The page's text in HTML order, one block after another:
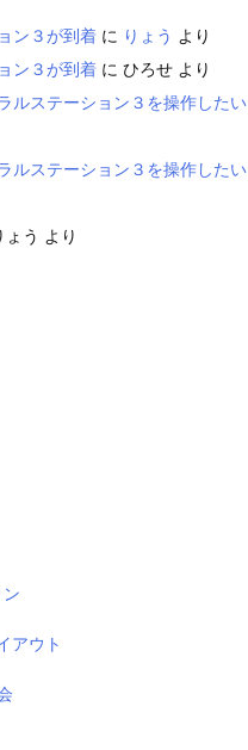
ン３が到着 に りょう より
ン３が到着 に ひろせ より
ルステーション３を操作したい
ルステーション３を操作したい
ょう より
アウト